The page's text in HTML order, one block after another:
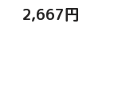
2,667円